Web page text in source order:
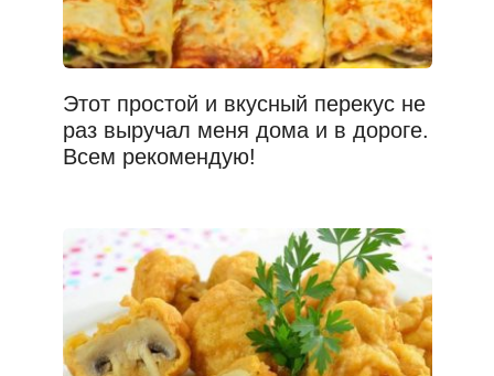
Этот простой и вкусный перекус не
раз выручал меня дома и в дороге.
Всем рекомендую!